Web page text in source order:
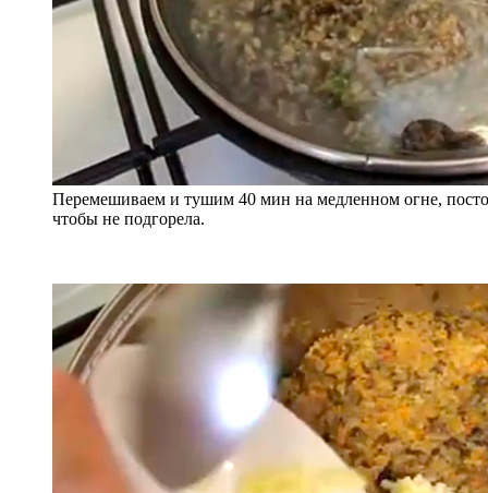
Перемешиваем и тушим 40 мин на медленном огне,
чтобы не подгорела.